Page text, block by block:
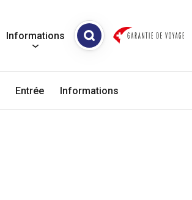
Informations
Entrée Informations